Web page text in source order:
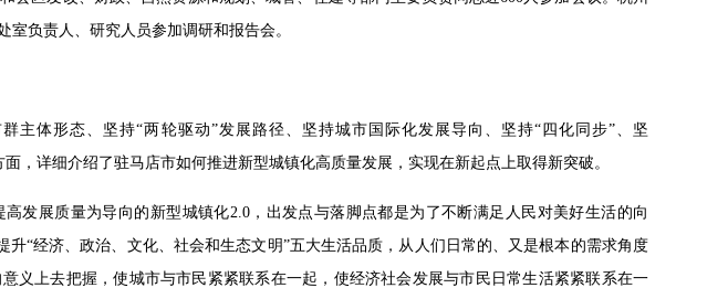
负责人、研究人员参加调研和报告会。
主体形态、坚持“两轮驱动”发展路径、坚持城市国际化发展导向、坚持“四化同步”、坚
面，详细介绍了驻马店市如何推进新型城镇化高质量发展，实现在新起点上取得新突破。
发展质量为导向的新型城镇化2.0，出发点与落脚点都是为了不断满足人民对美好生活的向
升“经济、政治、文化、社会和生态文明”五大生活品质，从人们日常的、又是根本的需求角度
义上去把握，使城市与市民紧紧联系在一起，使经济社会发展与市民日常生活紧紧联系在一